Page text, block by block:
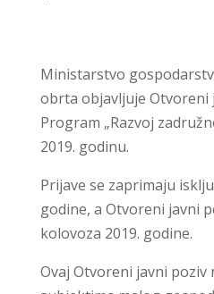
Ministarstvo
obrta objavljuje Otvoreni
Program „Razvoj
2019. godinu.
Prijave se zaprimaju
godine, a Otvoreni javni
kolovoza 2019. godine.
Ovaj Otvoreni javni poziv